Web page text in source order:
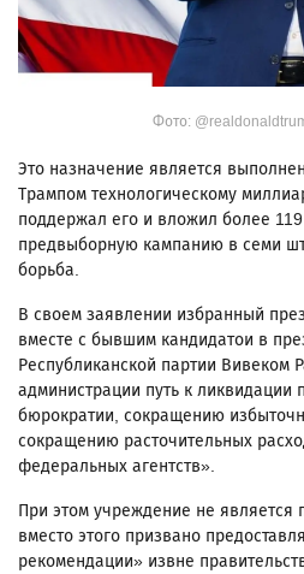
Фото:
Это назначение является
Трампом технологическому
поддержал его и вложил более
предвыборную кампанию в семи
борьба.
В своем заявлении избранный
вместе с бывшим кандидатои в
Республиканской партии Вивеком
администрации путь к ликвидации
бюрократии, сокращению
сокращению расточительных
федеральных агентств».
При этом учреждение не является
вместо этого призвано
рекомендации» извне